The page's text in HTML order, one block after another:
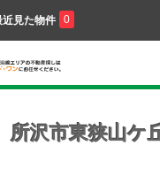
近見た物件 0
沢市東狭山ケ